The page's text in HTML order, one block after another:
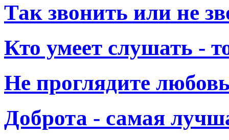
Так звонить или не
Кто умеет слушать -
Не проглядите
Доброта - самая